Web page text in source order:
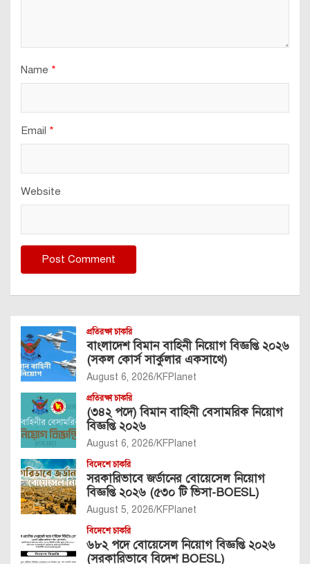
Name *
Email *
Website
প্রতিরক্ষা চাকরি
বাংলাদেশ বিমান বাহিনী নিয়োগ বিজ্ঞপ্তি ২০২৬
(সকল কোর্স সার্কুলার একসাথে)
August 6, 2026 KFPlanet
প্রতিরক্ষা চাকরি
(৩৪২ পদে) বিমান বাহিনী বেসামরিক নিয়োগ
বিজ্ঞপ্তি ২০২৬
August 6, 2026 KFPlanet
বিদেশে চাকরি
সরকারিভাবে জর্ডানের বোয়েসেল নিয়োগ
বিজ্ঞপ্তি ২০২৬ (৫৩০ টি ভিসা-BOESL)
August 5, 2026 KFPlanet
বিদেশে চাকরি
৬৮২ পদে বোয়েসেল নিয়োগ বিজ্ঞপ্তি ২০২৬
(সরকারিভাবে বিদেশ BOESL)